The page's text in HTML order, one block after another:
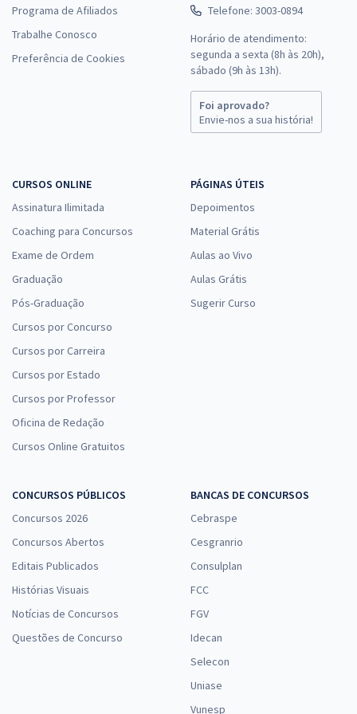
Programa de Afiliados
Trabalhe Conosco
Preferência de Cookies
Telefone: 3003-0894
Horário de atendimento:
segunda a sexta (8h às 20h),
sábado (9h às 13h).
Foi aprovado?
Envie-nos a sua história!
CURSOS ONLINE
Assinatura Ilimitada
Coaching para Concursos
Exame de Ordem
Graduação
Pós-Graduação
Cursos por Concurso
Cursos por Carreira
Cursos por Estado
Cursos por Professor
Oficina de Redação
Cursos Online Gratuitos
PÁGINAS ÚTEIS
Depoimentos
Material Grátis
Aulas ao Vivo
Aulas Grátis
Sugerir Curso
CONCURSOS PÚBLICOS
Concursos 2026
Concursos Abertos
Editais Publicados
Histórias Visuais
Notícias de Concursos
Questões de Concurso
BANCAS DE CONCURSOS
Cebraspe
Cesgranrio
Consulplan
FCC
FGV
Idecan
Selecon
Uniase
Vunesp